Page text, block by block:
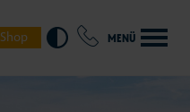
Shop MENÜ